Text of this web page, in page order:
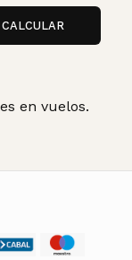
CALCULAR
en vuelos.